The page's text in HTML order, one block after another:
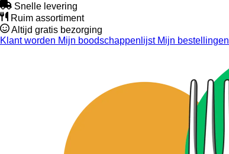
Snelle levering
Ruim assortiment
Altijd gratis bezorging
Klant worden Mijn boodschappenlijstMijn bestellingen